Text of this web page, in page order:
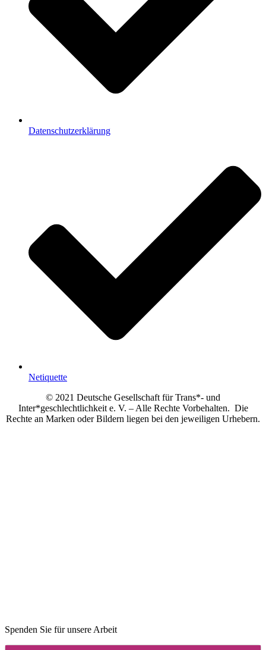
Datenschutzerklärung
Netiquette
© 2021 Deutsche Gesellschaft für Trans*- und
Inter*geschlechtlichkeit e. V. – Alle Rechte Vorbehalten. Die
Rechte an Marken oder Bildern liegen bei den jeweiligen Urhebern.
Spenden Sie für unsere Arbeit